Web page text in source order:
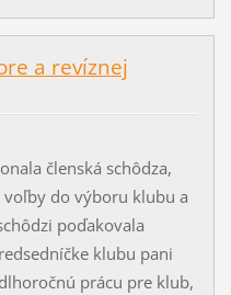
a revíznej
členská schôdza,
do výboru klubu a
poďakovala
klubu pani
prácu pre klub,